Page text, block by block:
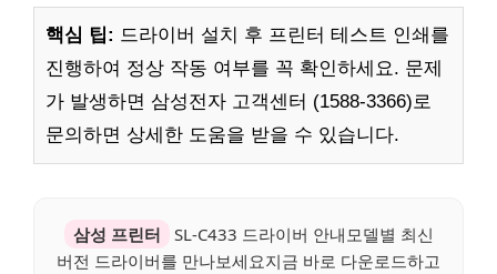
핵심 팁: 드라이버 설치 후 프린터 테스트 인쇄를
진행하여 정상 작동 여부를 꼭 확인하세요. 문제
가 발생하면 삼성전자 고객센터 (1588-3366)로
문의하면 상세한 도움을 받을 수 있습니다.
삼성 프린터
SL-C433 드라이버 안내모델별 최신
버전 드라이버를 만나보세요지금 바로 다운로드하고